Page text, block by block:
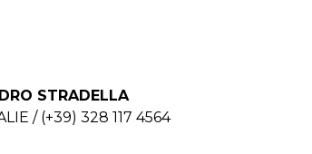
STRADELLA
/ (+39) 328 117 4564